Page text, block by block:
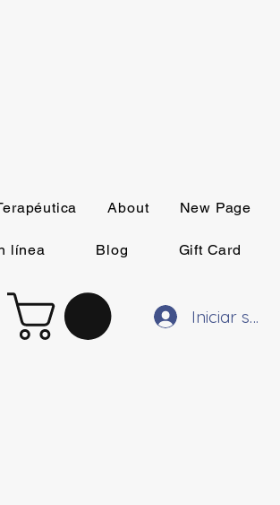
About New Page
línea Blog Gift Card
Iniciar sesión